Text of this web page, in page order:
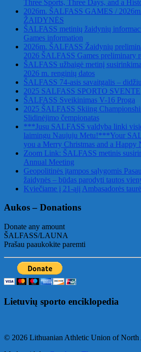
Three Sports, Three Days, and a
2026m. ŠALFASS GAMES /
ŽAIDYNĖS
ŠALFASS metinių žaidynių
Games information
2026m. ŠALFASS Žaidynių
2026 ŠALFASS Games preliminary
ŠALFASS užbaigė metinį
2026 m. renginių datos
ŠALFASS 74-asis savaitgalis –
2025 SALFASS SPORTO SVENTE
ŠALFASS Sveikinimas V-16 Proga
2025 ŠALFASS Skiing
Slidinėjimo čempionatas
***Jusu SALFASS valdyba linki
laimingu Naujuju Metu!***Your
you a Merry Christmas and a
Zoom Link: ŠALFASS metinis
Annual Meeting
Geopolitinės įtampos sąlygomis
žaidynės – būdas parodyti tautos
Kviečiame į 21-ąjį Ambasadorės
Aukos – Donations
Donate any amount
ŠALFASS/LAUNA
Prašau paaukokite paremti
Lietuvių sporto enciklopedia
© 2026 Lithuanian Athletic Union of North